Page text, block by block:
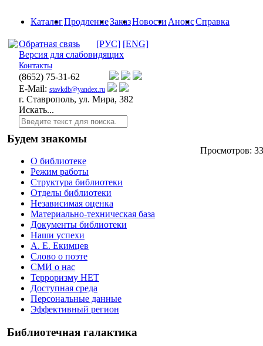
КаталогПродлениеЗаказНовости АнонсСправка
Обратная связь [РУС] [ENG]
Версия для слабовидящих
Контакты
(8652) 75-31-62
E-Mail: stavkdb@yandex.ru
г. Ставрополь, ул. Мира, 382
Искать...
Будем знакомы
О библиотеке
Режим работы
Структура библиотеки
Отделы библиотеки
Независимая оценка
Материально-техническая база
Документы библиотеки
Наши успехи
А. Е. Екимцев
Слово о поэте
СМИ о нас
Терроризму НЕТ
Доступная среда
Персональные данные
Эффективный регион
Библиотечная галактика
Просмотров: